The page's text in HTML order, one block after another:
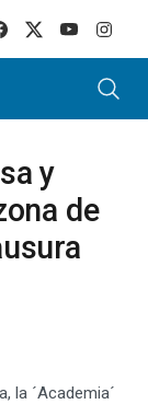
y
de
la ´Academia´